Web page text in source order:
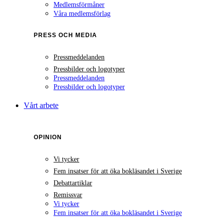
Medlemsförmåner
Våra medlemsförlag
PRESS OCH MEDIA
Pressmeddelanden
Pressbilder och logotyper
Pressmeddelanden
Pressbilder och logotyper
Vårt arbete
OPINION
Vi tycker
Fem insatser för att öka bokläsandet i Sverige
Debattartiklar
Remissvar
Vi tycker
Fem insatser för att öka bokläsandet i Sverige